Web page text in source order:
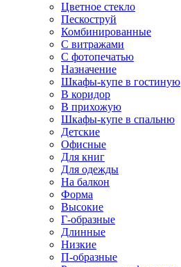
Цветное стекло
Пескоструй
Комбинированные
С витражами
С фотопечатью
Назначение
Шкафы-купе в гостиную
В коридор
В прихожую
Шкафы-купе в спальню
Детские
Офисные
Для книг
Для одежды
На балкон
Форма
Высокие
Г-образные
Длинные
Низкие
П-образные